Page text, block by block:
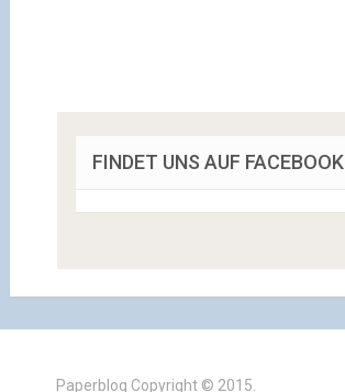
FINDET UNS AUF FACEBOOK
Paperblog Copyright © 2015.